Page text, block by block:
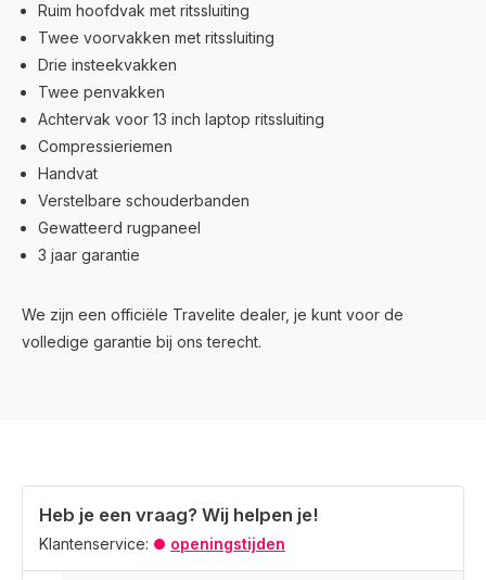
Ruim hoofdvak met ritssluiting
Twee voorvakken met ritssluiting
Drie insteekvakken
Twee penvakken
Achtervak voor 13 inch laptop ritssluiting
Compressieriemen
Handvat
Verstelbare schouderbanden
Gewatteerd rugpaneel
3 jaar garantie
We zijn een officiële Travelite dealer, je kunt voor de
volledige garantie bij ons terecht.
Heb je een vraag? Wij helpen je!
Klantenservice: openingstijden